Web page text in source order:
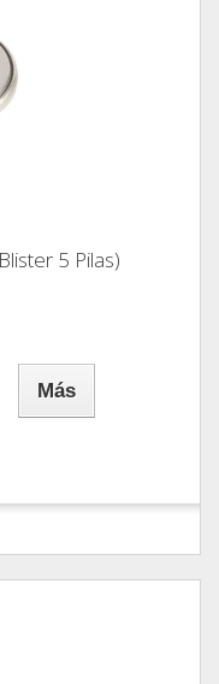
5 Pilas)
Más